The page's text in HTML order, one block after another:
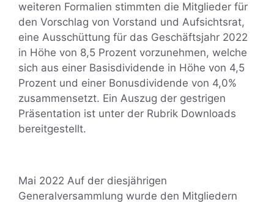
weiteren Formalien stimmten die Mitglieder für
den Vorschlag von Vorstand und Aufsichtsrat,
eine Ausschüttung für das Geschäftsjahr 2022
in Höhe von 8,5 Prozent vorzunehmen, welche
sich aus einer Basisdividende in Höhe von 4,5
Prozent und einer Bonusdividende von 4,0%
zusammensetzt. Ein Auszug der gestrigen
Präsentation ist unter der Rubrik Downloads
bereitgestellt.
Mai 2022 Auf der diesjährigen
Generalversammlung wurde den Mitgliedern